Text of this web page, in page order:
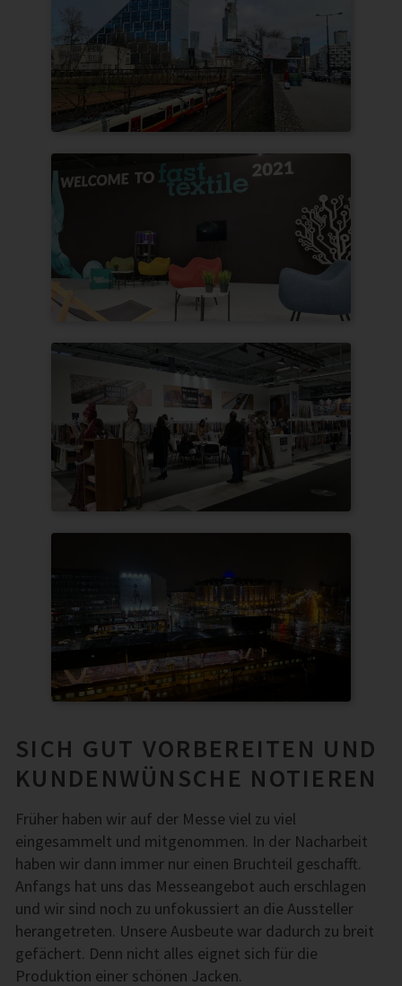
SICH GUT VORBEREITEN UND
KUNDENWÜNSCHE NOTIEREN
Früher haben wir auf der Messe viel zu viel
eingesammelt und mitgenommen. In der Nacharbeit
haben wir dann immer nur einen Bruchteil geschafft.
Anfangs hat uns das Messeangebot auch erschlagen
und wir sind noch zu unfokussiert an die Aussteller
herangetreten. Unsere Ausbeute war dadurch zu breit
gefächert. Denn nicht alles eignet sich für die
Produktion einer schönen Jacken.